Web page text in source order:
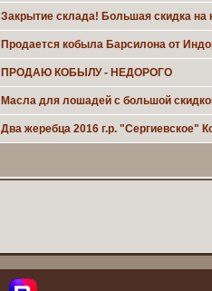
Закрытие склада! Большая скидка на
Продается кобыла Барсилона от
ПРОДАЮ КОБЫЛУ - НЕДОРОГО
Масла для лошадей с большой
Два жеребца 2016 г.р. "Сергиевское"